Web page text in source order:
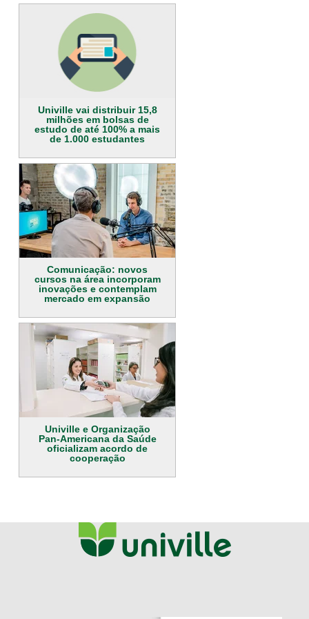
Univille vai distribuir 15,8
milhões em bolsas de
estudo de até 100% a mais
de 1.000 estudantes
Comunicação: novos
cursos na área incorporam
inovações e contemplam
mercado em expansão
Univille e Organização
Pan-Americana da Saúde
oficializam acordo de
cooperação